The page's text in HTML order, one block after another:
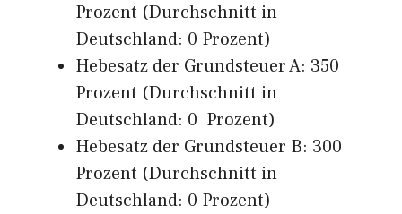
Prozent (Durchschnitt in
Deutschland: 0 Prozent)
Hebesatz der Grundsteuer A: 350
Prozent (Durchschnitt in
Deutschland: 0 Prozent)
Hebesatz der Grundsteuer B: 300
Prozent (Durchschnitt in
Deutschland: 0 Prozent)